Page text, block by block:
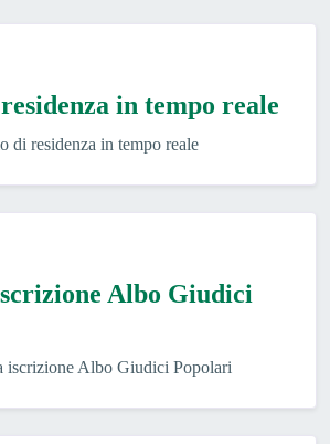
in tempo reale
di residenza in tempo reale
Albo Giudici
iscrizione Albo Giudici Popolari